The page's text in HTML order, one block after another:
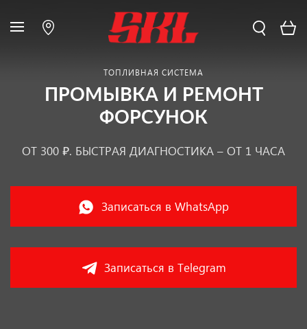
ТОПЛИВНАЯ СИСТЕМА
ПРОМЫВКА И РЕМОНТ
ФОРСУНОК
ОТ 300 ₽. БЫСТРАЯ ДИАГНОСТИКА – ОТ 1 ЧАСА
Записаться в WhatsApp
Записаться в Telegram